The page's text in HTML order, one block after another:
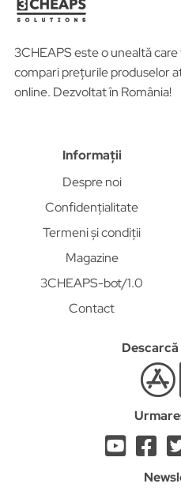
3CHEAPS este o unealtă care
compari prețurile produselor
online. Dezvoltat în România!
Informații
Despre noi
Confidențialitate
Termeni și condiții
Magazine
3CHEAPS-bot/1.0
Contact